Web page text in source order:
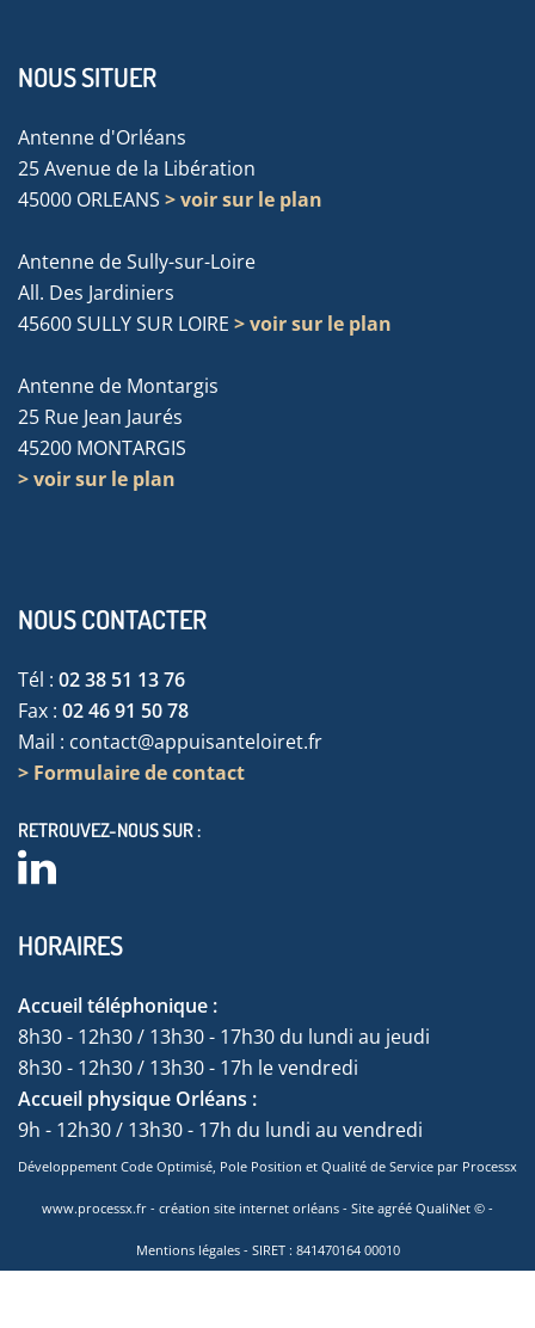
NOUS SITUER
Antenne d'Orléans
25 Avenue de la Libération
45000 ORLEANS > voir sur le plan
Antenne de Sully-sur-Loire
All. Des Jardiniers
45600 SULLY SUR LOIRE > voir sur le plan
Antenne de Montargis
25 Rue Jean Jaurés
45200 MONTARGIS
> voir sur le plan
NOUS CONTACTER
Tél : 02 38 51 13 76
Fax : 02 46 91 50 78
Mail : contact@appuisanteloiret.fr
> Formulaire de contact
RETROUVEZ-NOUS SUR :
HORAIRES
Accueil téléphonique :
8h30 - 12h30 / 13h30 - 17h30 du lundi au jeudi
8h30 - 12h30 / 13h30 - 17h le vendredi
Accueil physique Orléans :
9h - 12h30 / 13h30 - 17h du lundi au vendredi
Développement Code Optimisé, Pole Position et Qualité de Service par Processx
www.processx.fr - création site internet orléans - Site agréé QualiNet © -
Mentions légales- SIRET : 841470164 00010